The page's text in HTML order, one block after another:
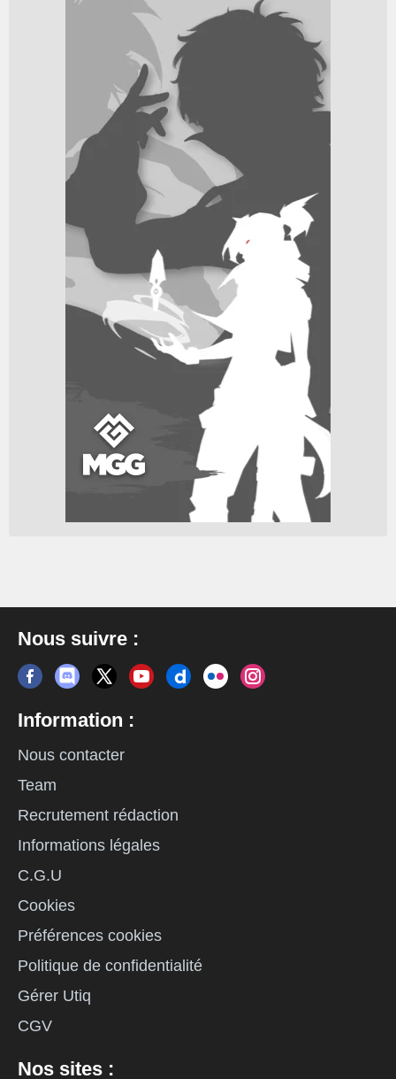
Nous suivre :
Information :
Nous contacter
Team
Recrutement rédaction
Informations légales
C.G.U
Cookies
Préférences cookies
Politique de confidentialité
Gérer Utiq
CGV
Nos sites :